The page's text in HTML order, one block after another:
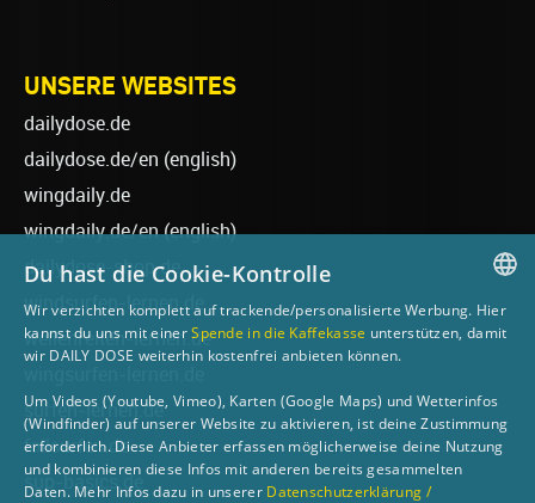
UNSERE WEBSITES
dailydose.de
dailydose.de/en (english)
wingdaily.de
wingdaily.de/en(english)
dailydose-shop.de
windsurfen-lernen.de
wellenreiten-lernen.de
surfen-lernen.de
foilsurfen.de
sup-basics.de
GERMAN
Du hast die Cookie-Kontrolle
Wir verzichten komplett auf trackende/personalisierte Werbung. Hier
kannst du uns mit einerSpende in die Kaffekasse unterstützen, damit
wir DAILY DOSE weiterhin kostenfrei anbieten können.
Um Videos (Youtube, Vimeo), Karten (Google Maps) und Wetterinfos
(Windfinder) auf unserer Website zu aktivieren, ist deine Zustimmung
erforderlich. Diese Anbieter erfassen möglicherweise deine Nutzung
und kombinieren diese Infos mit anderen bereits gesammelten
Daten. Mehr Infos dazu in unserer Datenschutzerklärung /